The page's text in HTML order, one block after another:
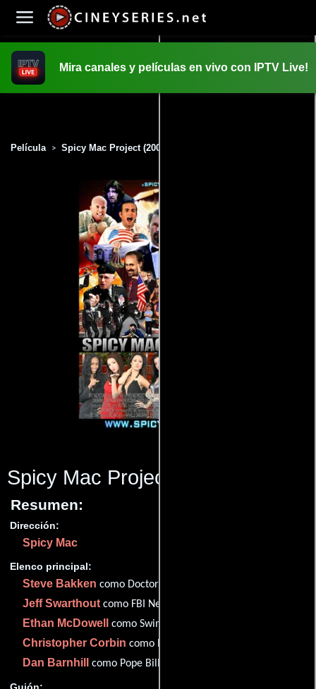
Mira canales y películas en vivo con IPTV Live!
Película > Spicy Mac Project (2009)
Spicy Mac Project
Resumen:
Dirección:
Spicy Mac
Elenco principal:
Steve Bakken como Doctor Jack Cleverland
Jeff Swarthoutcomo FBI Negotiator John James
Ethan McDowell como Swimmer Arnold Seymour Wilson
Christopher Corbin como Boxer Miky Gordon
Dan Barnhill como Pope Billy Williams
Guión: